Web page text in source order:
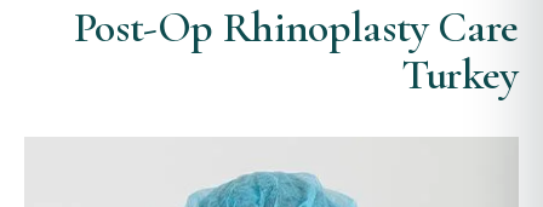
Post-Op Rhinoplasty Care
Turkey